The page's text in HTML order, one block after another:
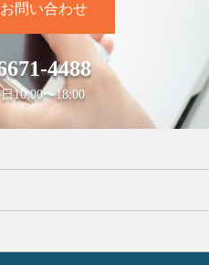
問い合わせ
4488
10:00〜18:00